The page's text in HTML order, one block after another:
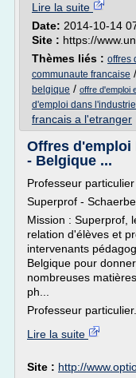
Lire la suite
Date: 2014-10-14
Site : https://
Thèmes liés : offres
communaute francaise /
belgique / offre d'emploi
d'emploi dans
francais a l'etranger
Offres d'emploi
- Belgique ...
Professeur
Superprof -
Mission : Superprof,
relation d'élèves et
intervenants
Belgique pour
nombreuses
ph...
Professeur particulier...
Lire la suite
Site : http://